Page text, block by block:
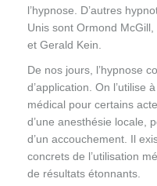
l’hypnose. D’autres
Unis sont Ormond
et Gerald Kein.
De nos jours, l’hypnose
d’application. On l’utilise
médical pour certains
d’une anesthésie locale,
d’un accouchement. Il
concrets de l’utilisation
de résultats étonnants.